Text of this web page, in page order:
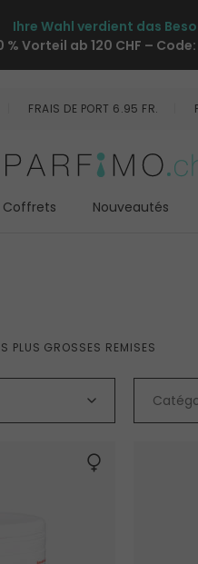
Ihre Wahl verdient das
% Vorteil ab 120 CHF – Code:
FRAIS DE PORT 6.95 FR.
Coffrets Nouveautés
PLUS GROSSES REMISES